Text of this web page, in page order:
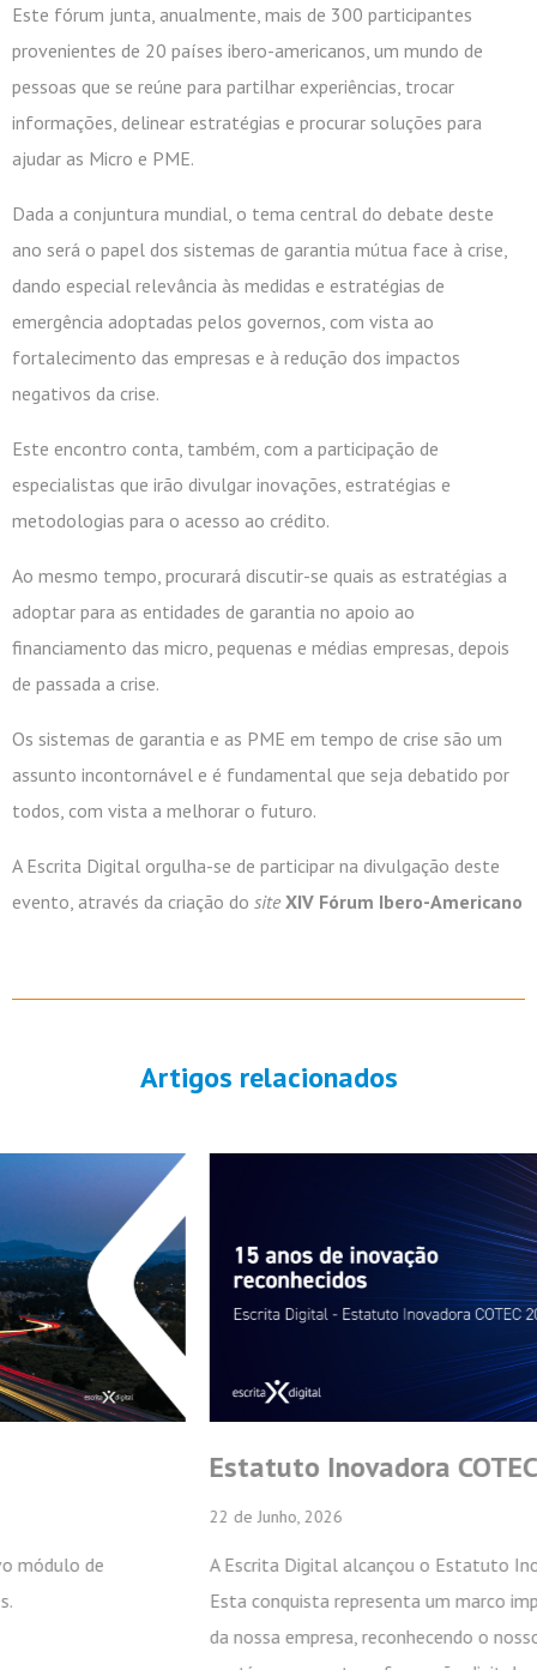
Este fórum junta, anualmente, mais de 300 participantes
provenientes de 20 países ibero-americanos, um mundo de
pessoas que se reúne para partilhar experiências, trocar
informações, delinear estratégias e procurar soluções para
ajudar as Micro e PME.
Dada a conjuntura mundial, o tema central do debate deste
ano será o papel dos sistemas de garantia mútua face à crise,
dando especial relevância às medidas e estratégias de
emergência adoptadas pelos governos, com vista ao
fortalecimento das empresas e à redução dos impactos
negativos da crise.
Este encontro conta, também, com a participação de
especialistas que irão divulgar inovações, estratégias e
metodologias para o acesso ao crédito.
Ao mesmo tempo, procurará discutir-se quais as estratégias a
adoptar para as entidades de garantia no apoio ao
financiamento das micro, pequenas e médias empresas, depois
de passada a crise.
Os sistemas de garantia e as PME em tempo de crise são um
assunto incontornável e é fundamental que seja debatido por
todos, com vista a melhorar o futuro.
A Escrita Digital orgulha-se de participar na divulgação deste
evento, através da criação do site XIV Fórum Ibero-Americano
Artigos relacionados
Estatuto Inovadora COTEC 2026
A Escrita Digital alcançou o Estatuto Inovadora COTEC 2026.
Esta conquista representa um marco importante no percurso
da nossa empresa, reconhecendo o nosso compromisso